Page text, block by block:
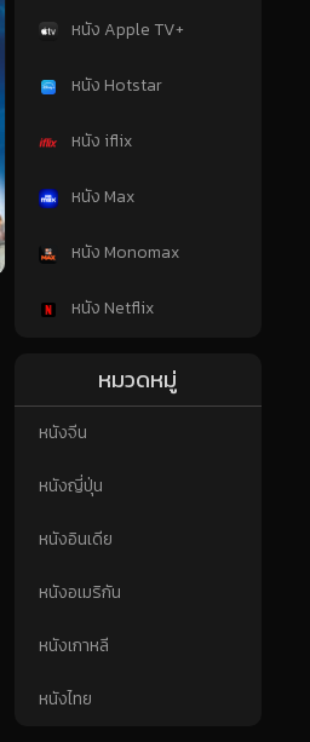
หนัง Apple TV+
หนัง Hotstar
หนัง iflix
หนัง Max
หนัง Monomax
หนัง Netflix
หมวดหมู่
หนังจีน
หนังญี่ปุ่น
หนังอินเดีย
หนังอเมริกัน
หนังเกาหลี
หนังไทย